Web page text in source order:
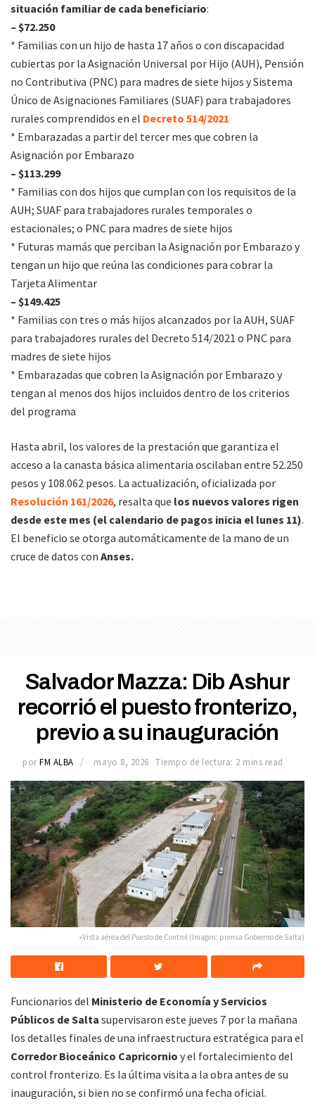
situación familiar de cada beneficiario:
– $72.250
* Familias con un hijo de hasta 17 años o con discapacidad
cubiertas por la Asignación Universal por Hijo (AUH), Pensión
no Contributiva (PNC) para madres de siete hijos y Sistema
Único de Asignaciones Familiares (SUAF) para trabajadores
rurales comprendidos en el Decreto 514/2021
* Embarazadas a partir del tercer mes que cobren la
Asignación por Embarazo
– $113.299
* Familias con dos hijos que cumplan con los requisitos de la
AUH; SUAF para trabajadores rurales temporales o
estacionales; o PNC para madres de siete hijos
* Futuras mamás que perciban la Asignación por Embarazo y
tengan un hijo que reúna las condiciones para cobrar la
Tarjeta Alimentar
– $149.425
* Familias con tres o más hijos alcanzados por la AUH, SUAF
para trabajadores rurales del Decreto 514/2021 o PNC para
madres de siete hijos
* Embarazadas que cobren la Asignación por Embarazo y
tengan al menos dos hijos incluidos dentro de los criterios
del programa
Hasta abril, los valores de la prestación que garantiza el
acceso a la canasta básica alimentaria oscilaban entre 52.250
pesos y 108.062 pesos. La actualización, oficializada por
Resolución 161/2026, resalta que los nuevos valores rigen
desde este mes (el calendario de pagos inicia el lunes 11).
El beneficio se otorga automáticamente de la mano de un
cruce de datos con Anses.
Salvador Mazza: Dib Ashur
recorrió el puesto fronterizo,
previo a su inauguración
por FM ALBA mayo 8, 2026 Tiempo de lectura: 2 mins read
»Vista aérea del Puesto de Control (Imagen: prensa Gobierno de Salta)
Funcionarios del Ministerio de Economía y Servicios
Públicos de Salta supervisaron este jueves 7 por la mañana
los detalles finales de una infraestructura estratégica para el
Corredor Bioceánico Capricornio y el fortalecimiento del
control fronterizo. Es la última visita a la obra antes de su
inauguración, si bien no se confirmó una fecha oficial.